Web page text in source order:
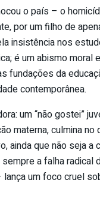
o país – o
por um filho de
insistência nos
é um abismo moral
fundações da
contemporânea.
um “não gostei”
materna, culmina no
ainda que não seja a
a falha radical
um foco cruel